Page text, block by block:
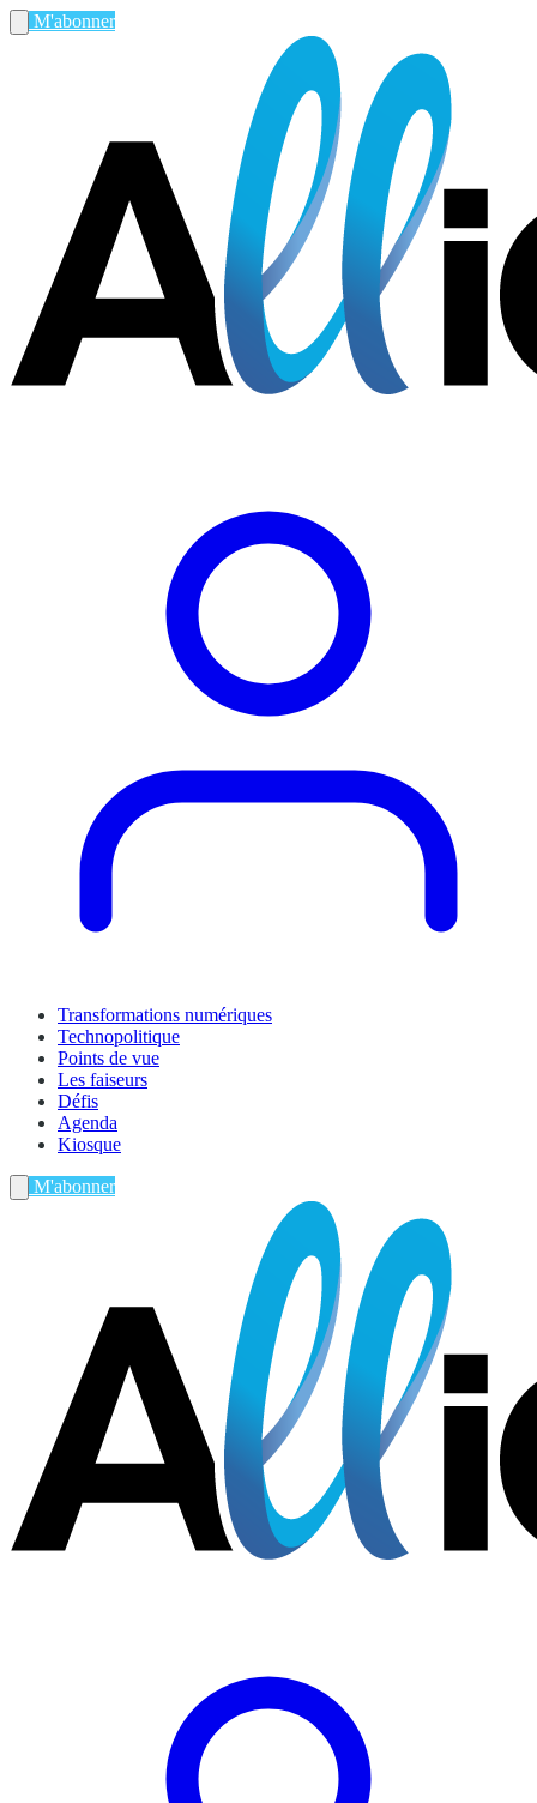
M'abonner
Transformations numériques
Technopolitique
Points de vue
Les faiseurs
Défis
Agenda
Kiosque
M'abonner